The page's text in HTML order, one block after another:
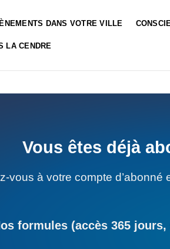
DANS VOTRE VILLE
LA CENDRE
Vous êtes déjà
vous à votre compte d’abonné
formules (accès 365 jours,